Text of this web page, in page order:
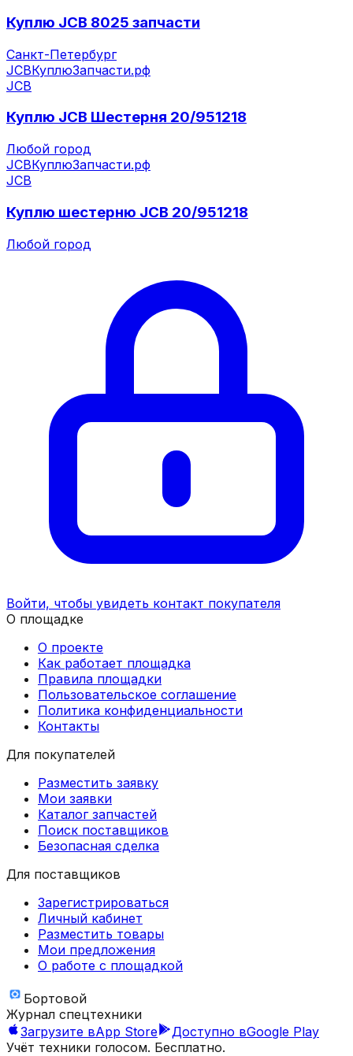
Куплю JCB 8025 запчасти
Санкт-Петербург
JCBКуплюЗапчасти.рф
JCB
Куплю JCB Шестерня 20/951218
Любой город
JCBКуплюЗапчасти.рф
JCB
Куплю шестерню JCB 20/951218
Любой город
Войти, чтобы увидеть контакт покупателя
О площадке
О проекте
Как работает площадка
Правила площадки
Пользовательское соглашение
Политика конфиденциальности
Контакты
Для покупателей
Разместить заявку
Мои заявки
Каталог запчастей
Поиск поставщиков
Безопасная сделка
Для поставщиков
Зарегистрироваться
Личный кабинет
Разместить товары
Мои предложения
О работе с площадкой
Бортовой
Журнал спецтехники
Загрузите вApp Store Доступно вGoogle Play
Учёт техники голосом. Бесплатно.